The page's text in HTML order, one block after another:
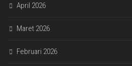
April 2026
Maret 2026
Februari 2026